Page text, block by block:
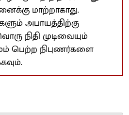
மாற்றாகாது.
அபாயத்திற்கு
நிதி முடிவையும்
பெற்ற நிபுணர்களை